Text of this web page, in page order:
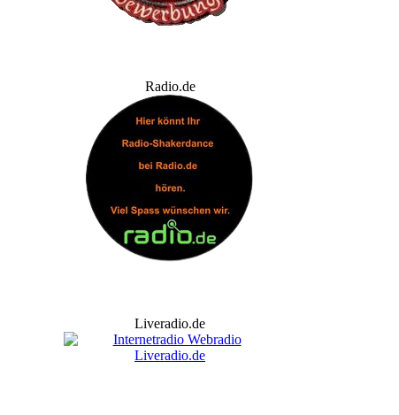
Radio.de
Liveradio.de